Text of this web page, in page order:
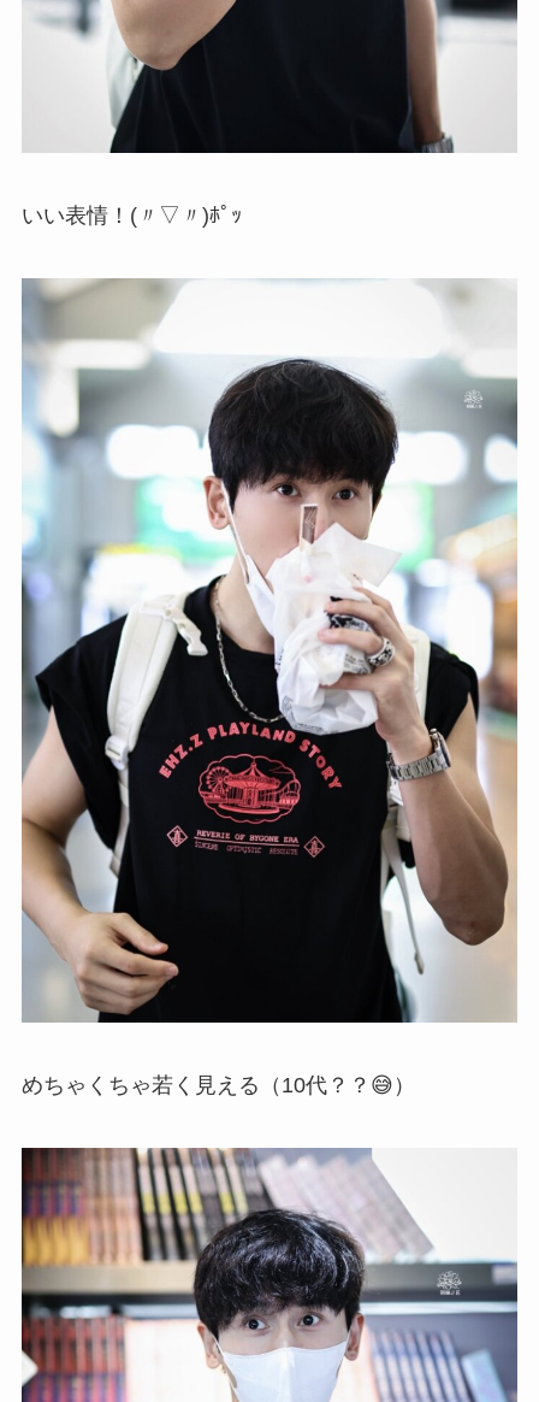
いい表情！(〃▽〃)ﾎﾟｯ
めちゃくちゃ若く見える（10代？？😅）